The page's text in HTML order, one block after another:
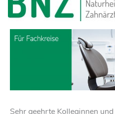
Sehr geehrte Kolleginnen